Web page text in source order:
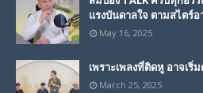
แรงบันดาลใจ ตามสไตร์
May 16, 2025
เพราะเพลงที่ติดหู อาจเริ่
March 25, 2025